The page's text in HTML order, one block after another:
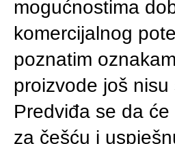
mogućnostima
komercijalnog
poznatim
proizvode još
Predviđa se da
za češću i